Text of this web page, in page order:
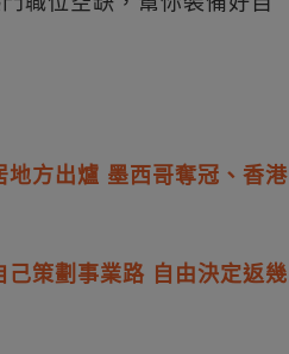
方出爐 墨西哥奪冠、香港
策劃事業路 自由決定返幾